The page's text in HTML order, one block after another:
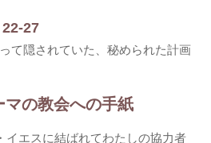
27
て隠されていた、秘められた計画
の教会への手紙
イエスに結ばれてわたしの協力者